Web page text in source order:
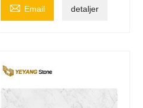
 Email detaljer